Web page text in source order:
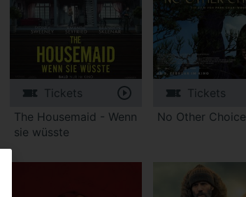
Tickets
The Housemaid - Wenn
sie wüsste
Tickets
No Other Choice